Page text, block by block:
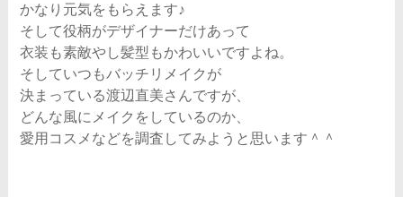
かなり元気をもらえます♪
そして役柄がデザイナーだけあって
衣装も素敵やし髪型もかわいいですよね。
そしていつもバッチリメイクが
決まっている渡辺直美さんですが、
どんな風にメイクをしているのか、
愛用コスメなどを調査してみようと思います＾＾